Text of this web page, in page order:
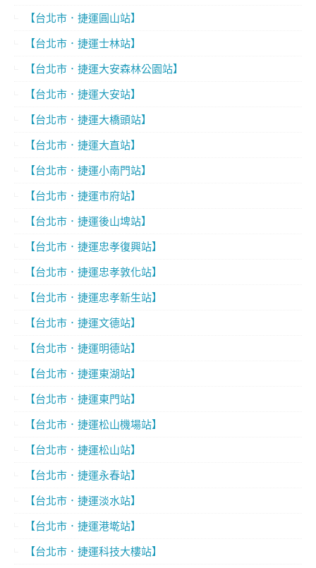
【台北市．捷運圓山站】
【台北市．捷運士林站】
【台北市．捷運大安森林公園站】
【台北市．捷運大安站】
【台北市．捷運大橋頭站】
【台北市．捷運大直站】
【台北市．捷運小南門站】
【台北市．捷運市府站】
【台北市．捷運後山埤站】
【台北市．捷運忠孝復興站】
【台北市．捷運忠孝敦化站】
【台北市．捷運忠孝新生站】
【台北市．捷運文德站】
【台北市．捷運明德站】
【台北市．捷運東湖站】
【台北市．捷運東門站】
【台北市．捷運松山機場站】
【台北市．捷運松山站】
【台北市．捷運永春站】
【台北市．捷運淡水站】
【台北市．捷運港墘站】
【台北市．捷運科技大樓站】